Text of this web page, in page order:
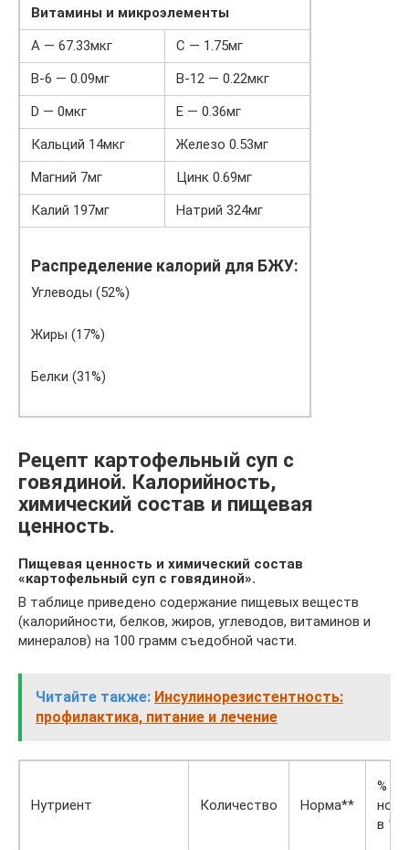
Витамины и микроэлементы
A — 67.33мкг
C — 1.75мг
B-6 — 0.09мг
B-12 — 0.22мкг
D — 0мкг
E — 0.36мг
Кальций 14мкг
Железо 0.53мг
Магний 7мг
Цинк 0.69мг
Калий 197мг
Натрий 324мг
Распределение калорий для БЖУ:
Углеводы (52%)
Жиры (17%)
Белки (31%)
Рецепт картофельный суп с
говядиной. Калорийность,
химический состав и пищевая
ценность.
Пищевая ценность и химический состав
«картофельный суп с говядиной».
В таблице приведено содержание пищевых веществ
(калорийности, белков, жиров, углеводов, витаминов и
минералов) на 100 грамм съедобной части.
Читайте также: Инсулинорезистентность:
профилактика, питание и лечение
Нутриент Количество Норма**
% от
в